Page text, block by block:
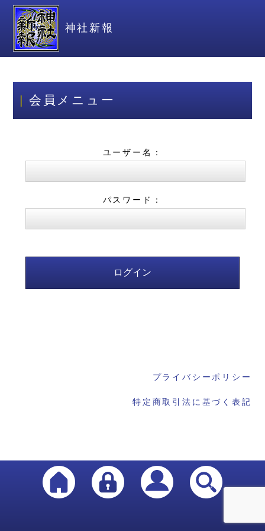
神社新報
会員メニュー
ユーザー名：
パスワード：
プライバシーポリシー
特定商取引法に基づく表記